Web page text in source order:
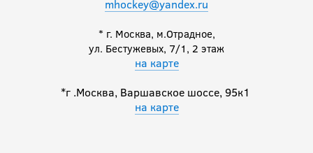
mhockey@yandex.ru
* г. Москва, м.Отрадное,
ул. Бестужевых, 7/1, 2 этаж
на карте
*г .Москва, Варшавское шоссе, 95к1
на карте